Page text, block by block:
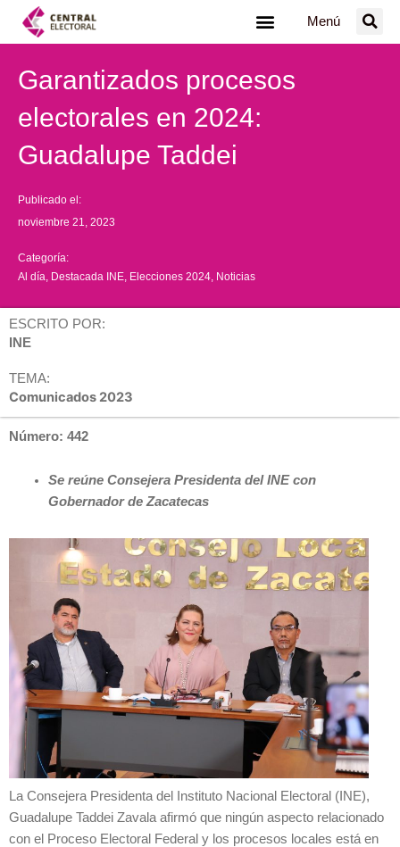
Menú
Garantizados procesos
electorales en 2024:
Guadalupe Taddei
Publicado el:
noviembre 21, 2023
Categoría:
Al día Destacada INE Elecciones 2024 Noticias
ESCRITO POR:
INE
TEMA:
Comunicados 2023
Número: 442
Se reúne Consejera Presidenta del INE con
Gobernador de Zacatecas
La Consejera Presidenta del Instituto Nacional Electoral (INE),
Guadalupe Taddei Zavala afirmó que ningún aspecto relacionado
con el Proceso Electoral Federal y los procesos locales está en